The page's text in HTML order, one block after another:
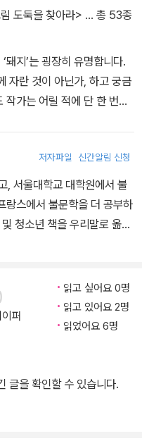
하게 그려진 돼지들을 통해
유의 유머러스함이 돋보인
도둑을 찾아라> … 총 53종
돼지’는 굉장히 유명합니다.
자란 것이 아닌가, 하고 궁금
작가는 어릴 적에 단 한 번도
꼬박꼬박 펴내온 모든 책
어 있습니다. 깊고 풍부한 에
동판만 해도 1000장이 족히
에 절묘하게 배어든 유머가
저자파일 신간알림 신청
, 서울대학교 대학원에서 불
랑스에서 불문학을 더 공부하
청소년 책을 우리말로 옮겨
행!』등이 있습니다.
퍼
읽고 싶어요 0명
읽고 있어요 2명
읽었어요 6명
글을 확인할 수 있습니다.